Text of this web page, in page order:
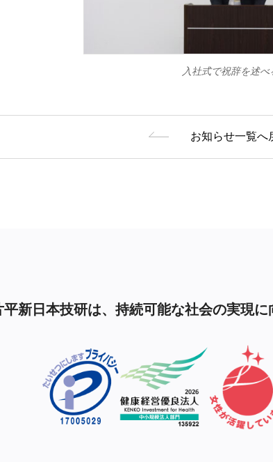
入社式で祝辞を述べ
お知らせ一覧へ
新日本技研は、持続可能な社会の実現